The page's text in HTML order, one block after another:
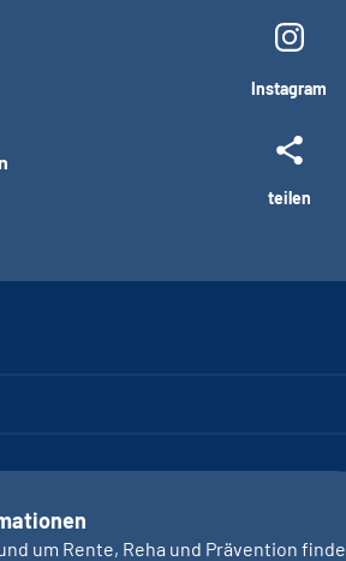
Instagram
teilen
um Rente, Reha und Prävention